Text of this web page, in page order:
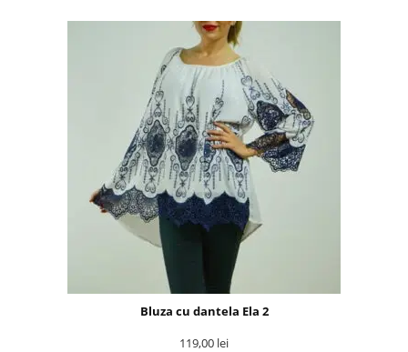
Bluza cu dantela Ela 2
119,00 lei